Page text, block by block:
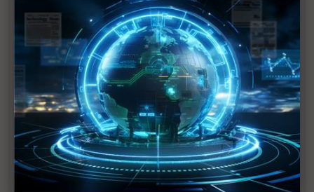
2027全年記憶體產能提前售罄 買家「祕而不
宣」只怕買不夠
英特爾EMIB良率達標 聯發科第2代ASIC產品
2028準時量產
SpaceX晶片採購大轉向 Elon Musk捨超微全面
採用NVIDIA
光進銅退更明確？ 聯發科估SerDes 448G為銅
線「最終戰場」